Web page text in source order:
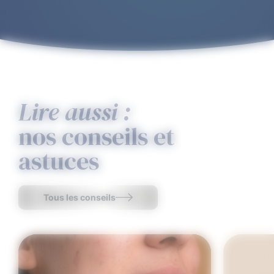
Lire aussi :
nos conseils et
astuces
Tous les conseils